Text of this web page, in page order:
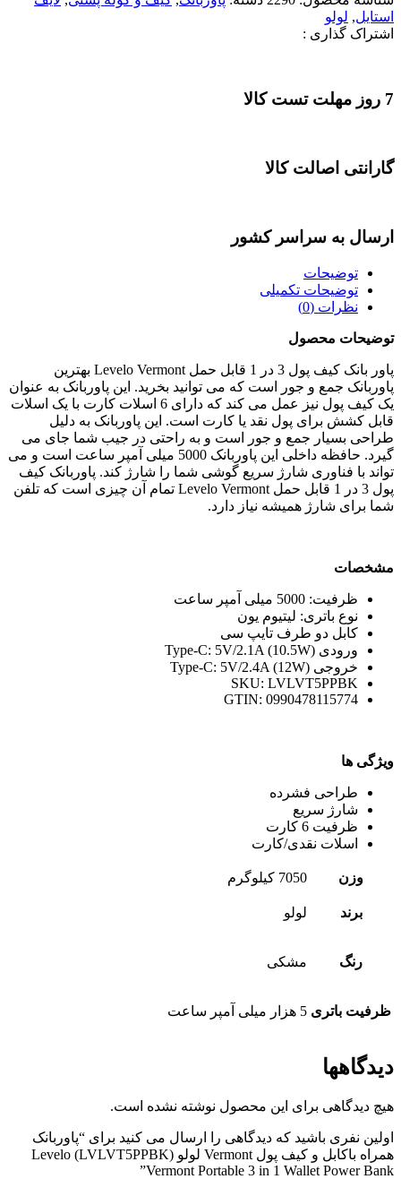
استایل, لولو
اشتراک گذاری :
7 روز مهلت تست کالا
گارانتی اصالت کالا
ارسال به سراسر کشور
توضیحات
توضیحات تکمیلی
نظرات (0)
توضیحات محصول
پاور بانک کیف پول 3 در 1 قابل حمل Levelo Vermont بهترین
پاوربانک جمع و جور است که می توانید بخرید. این پاوربانک به عنوان
یک کیف پول نیز عمل می کند که دارای 6 اسلات کارت با یک اسلات
قابل کشش برای پول نقد یا کارت است. این پاوربانک به دلیل
طراحی بسیار جمع و جور است و به راحتی در جیب شما جای می
گیرد. حافظه داخلی این پاوربانک 5000 میلی آمپر ساعت است و می
تواند با فناوری شارژ سریع گوشی شما را شارژ کند. پاوربانک کیف
پول 3 در 1 قابل حمل Levelo Vermont تمام آن چیزی است که تلفن
شما برای شارژ همیشه نیاز دارد.
مشخصات
ظرفیت: 5000 میلی آمپر ساعت
نوع باتری: لیتیوم یون
کابل دو طرف تایپ سی
ورودی Type-C: 5V/2.1A (10.5W)
خروجی Type-C: 5V/2.4A (12W)
SKU: LVLVT5PPBK
GTIN: 0990478115774
ویژگی ها
طراحی فشرده
شارژ سریع
ظرفیت 6 کارت
اسلات نقدی/کارت
وزن 7050 کیلوگرم
برند لولو
رنگ مشکی
ظرفیت باتری 5 هزار میلی آمپر ساعت
دیدگاهها
هیچ دیدگاهی برای این محصول نوشته نشده است.
اولین نفری باشید که دیدگاهی را ارسال می کنید برای “پاوربانک
همراه باکابل و کیف پول Vermont لولو (LVLVT5PPBK) Levelo
Vermont Portable 3 in 1 Wallet Power Bank”